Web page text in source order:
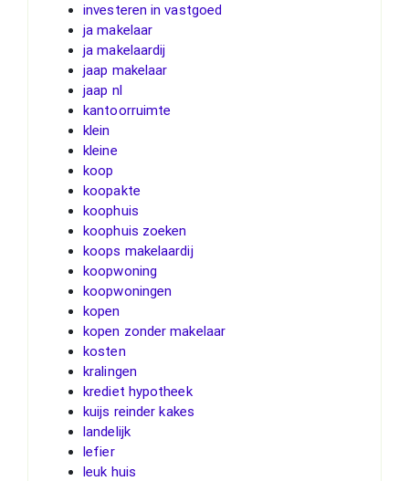
investeren in vastgoed
ja makelaar
ja makelaardij
jaap makelaar
jaap nl
kantoorruimte
klein
kleine
koop
koopakte
koophuis
koophuis zoeken
koops makelaardij
koopwoning
koopwoningen
kopen
kopen zonder makelaar
kosten
kralingen
krediet hypotheek
kuijs reinder kakes
landelijk
lefier
leuk huis